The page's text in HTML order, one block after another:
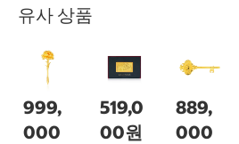
유사 상품
999,
000
519,0
00원
889,
000